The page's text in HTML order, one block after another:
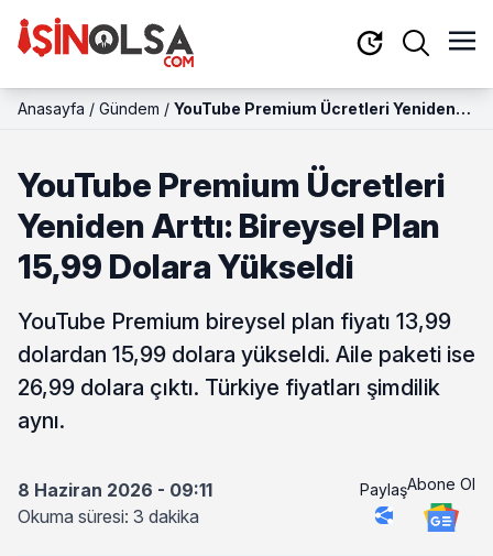
Anasayfa / Gündem / YouTube Premium Ücretleri Yeniden
YouTube Premium Ücretleri
Yeniden Arttı: Bireysel Plan
15,99 Dolara Yükseldi
YouTube Premium bireysel plan fiyatı 13,99
dolardan 15,99 dolara yükseldi. Aile paketi ise
26,99 dolara çıktı. Türkiye fiyatları şimdilik
aynı.
8 Haziran 2026 - 09:11
Okuma süresi: 3 dakika
PaylaşAbone Ol